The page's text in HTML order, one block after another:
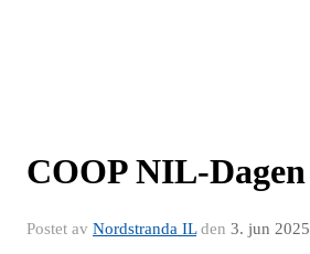
COOP NIL-Dagen
Postet av Nordstranda ILden 3. jun 2025